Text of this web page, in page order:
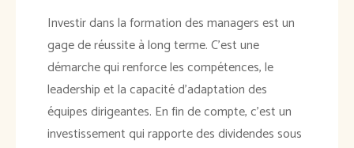
Investir dans la formation des managers est un
gage de réussite à long terme. C'est une
démarche qui renforce les compétences, le
leadership et la capacité d'adaptation des
équipes dirigeantes. En fin de compte, c'est un
investissement qui rapporte des dividendes sous